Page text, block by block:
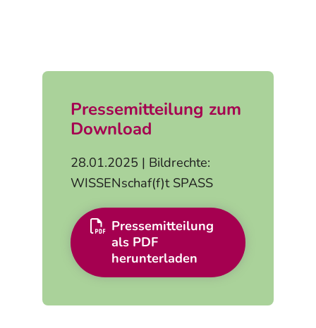
Pressemitteilung zum
Download
28.01.2025 | Bildrechte:
WISSENschaf(f)t SPASS
Pressemitteilung
als PDF
herunterladen